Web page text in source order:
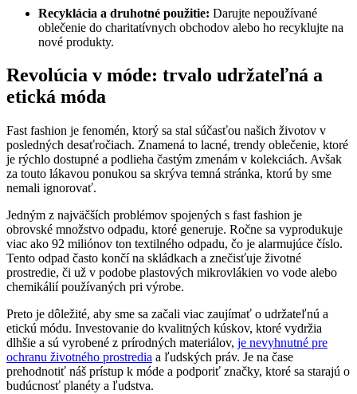
Recyklácia a druhotné použitie: Darujte nepoužívané
oblečenie do charitatívnych obchodov alebo ho recyklujte na
nové produkty.
Revolúcia v móde: trvalo udržateľná a
etická móda
Fast fashion je fenomén, ktorý sa stal súčasťou našich životov v
posledných desaťročiach. Znamená to lacné, trendy oblečenie, ktoré
je rýchlo dostupné a podlieha častým zmenám v kolekciách. Avšak
za touto lákavou ponukou sa skrýva temná stránka, ktorú by sme
nemali ignorovať.
Jedným z najväčších problémov spojených s fast fashion je
obrovské množstvo odpadu, ktoré generuje. Ročne sa vyprodukuje
viac ako 92 miliónov ton textilného odpadu, čo je alarmujúce číslo.
Tento odpad často končí na skládkach a znečisťuje životné
prostredie, či už v podobe plastových mikrovlákien vo vode alebo
chemikálií používaných pri výrobe.
Preto je dôležité, aby sme sa začali viac zaujímať o udržateľnú a
etickú módu. Investovanie do kvalitných kúskov, ktoré vydržia
dlhšie a sú vyrobené z prírodných materiálov, je nevyhnutné pre
ochranu životného prostredia a ľudských práv. Je na čase
prehodnotiť náš prístup k móde a podporiť značky, ktoré sa starajú o
budúcnosť planéty a ľudstva.